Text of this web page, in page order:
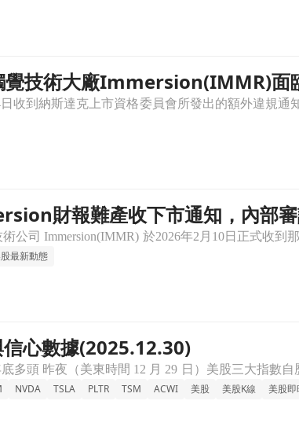
價重挫逾6%文章頁
覺技術大廠Immersion(IMMR)面
財報危機文章頁
財報難產收下市通知，內部
最新動態
信心數據(2025.12.30)
NVDA TSLA PLTR TSM ACWI 美股 美股K線 美股即